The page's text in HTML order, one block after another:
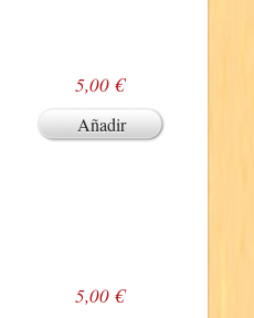
5,00 €
Añadir
5,00 €